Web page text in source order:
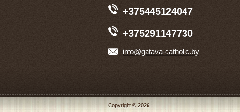
+375445124047
+375291147730
info@gatava-catholic.by
Copyright © 2026